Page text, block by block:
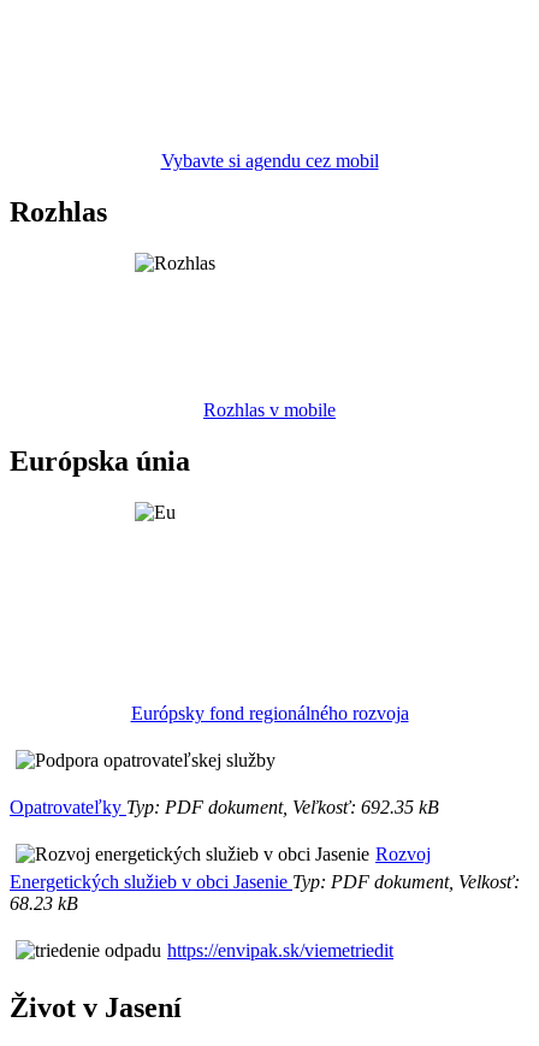
Vybavte si agendu cez mobil
Rozhlas
Rozhlas v mobile
Európska únia
Európsky fond regionálného rozvoja
Opatrovateľky Typ: PDF dokument, Veľkosť: 692.35 kB
Rozvoj
Energetických služieb v obci Jasenie Typ: PDF dokument, Velkosť:
68.23 kB
https://envipak.sk/viemetriedit
Život v Jasení